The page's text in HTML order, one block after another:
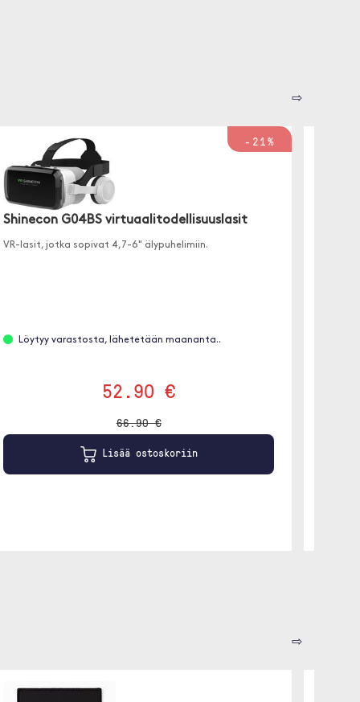
⇨
-21%
Shinecon G04BS virtuaalitodellisuuslasit
VR-lasit, jotka sopivat 4,7-6" älypuhelimiin.
Löytyy varastosta, lähetetään maananta..
52.90 €
66.90 €
Lisää ostoskoriin
⇨